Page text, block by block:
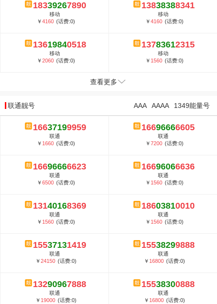
18339267890
移动
￥4160 (话费:0)
13838388341
移动
￥4160 (话费:0)
13619840518
移动
￥2060 (话费:0)
13783612315
移动
￥ 1560 (话费:0)
查看更多
联通靓号 1349能量号
AAAA
AAA
16637199959
联通
￥ 1660 (话费:0)
16696666605
联通
￥7200 (话费:0)
16696666623
联通
￥6500 (话费:0)
16696066636
联通
￥ 1560 (话费:0)
13140168369
联通
￥ 1560 (话费:0)
18603810010
联通
￥ 1560 (话费:0)
15537131419
联通
￥24150 (话费:0)
15538299888
联通
￥ 16800 (话费:0)
13290967888
联通
￥ 19000 (话费:0)
15538300888
联通
￥ 16800 (话费:0)